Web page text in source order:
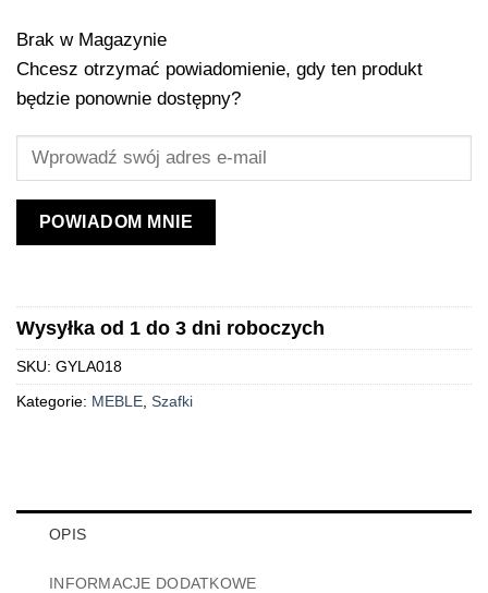
Brak w Magazynie
Chcesz otrzymać powiadomienie, gdy ten produkt
będzie ponownie dostępny?
POWIADOM MNIE
Wysyłka od 1 do 3 dni roboczych
SKU: GYLA018
Kategorie: MEBLE Szafki
OPIS
INFORMACJE DODATKOWE